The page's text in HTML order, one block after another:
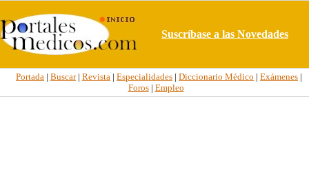
Suscríbase a las Novedades
Portada | Buscar| Revista | Especialidades | Diccionario Médico | Exámenes |
Foros| Empleo